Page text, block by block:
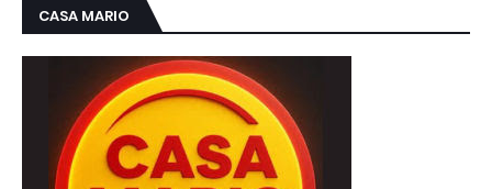
CASA MARIO